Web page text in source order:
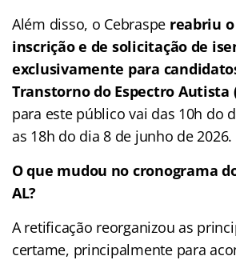
Além disso, o Cebraspe reabriu
inscrição e de solicitação de
exclusivamente para
Transtorno do Espectro Autista
para este público vai das 10h do
as 18h do dia 8 de junho de 2026.
O que mudou no cronograma
AL?
A retificação reorganizou as
certame, principalmente para